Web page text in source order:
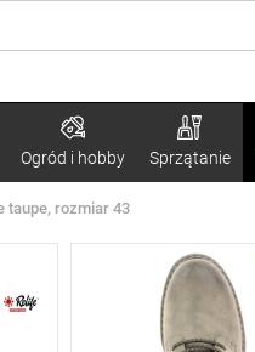
Ogród i hobby Sprzątanie
taupe, rozmiar 43